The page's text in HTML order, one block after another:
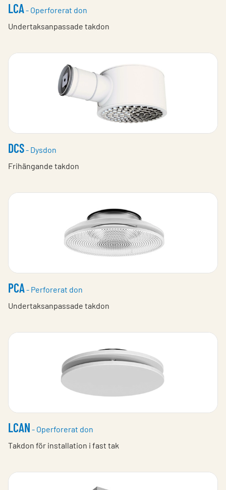
LCA- Operforerat don
Undertaksanpassade takdon
DCS- Dysdon
Frihängande takdon
PCA- Perforerat don
Undertaksanpassade takdon
LCAN - Operforerat don
Takdon för installation i fast tak